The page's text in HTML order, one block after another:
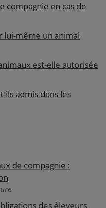
compagnie en cas de
lui-même un animal
est-elle autorisée
ils admis dans les
de compagnie :
des éleveurs